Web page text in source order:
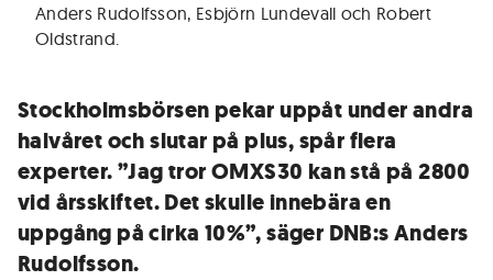
Anders Rudolfsson, Esbjörn Lundevall och Robert
Oldstrand.
Stockholmsbörsen pekar uppåt under andra
halvåret och slutar på plus, spår flera
experter. ”Jag tror OMXS30 kan stå på 2800
vid årsskiftet. Det skulle innebära en
uppgång på cirka 10%”, säger DNB:s Anders
Rudolfsson.